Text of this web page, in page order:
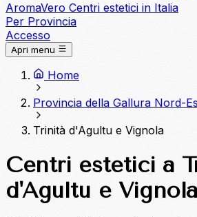
AromaVero Centri estetici in Italia
Per Provincia
Accesso
Apri menu
Home
Provincia della Gallura Nord-
Trinità d'Agultu e Vignola
Centri estetici a
d'Agultu e